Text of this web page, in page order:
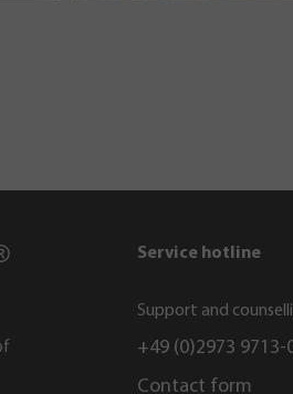
Service hotline
Support and
+49 (0)2973 9713-
Contact form